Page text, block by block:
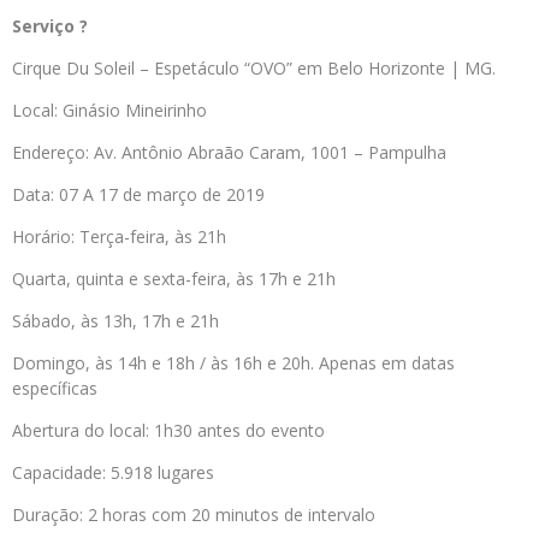
Serviço ?
Cirque Du Soleil – Espetáculo “OVO” em Belo Horizonte | MG.
Local: Ginásio Mineirinho
Endereço: Av. Antônio Abraão Caram, 1001 – Pampulha
Data: 07 A 17 de março de 2019
Horário: Terça-feira, às 21h
Quarta, quinta e sexta-feira, às 17h e 21h
Sábado, às 13h, 17h e 21h
Domingo, às 14h e 18h / às 16h e 20h. Apenas em datas
específicas
Abertura do local: 1h30 antes do evento
Capacidade: 5.918 lugares
Duração: 2 horas com 20 minutos de intervalo